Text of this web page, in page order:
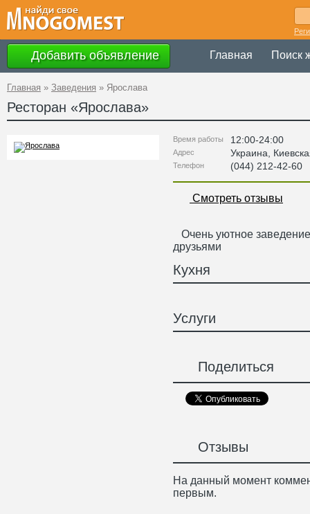
Добавить объявление Главная Поиск
Главная » Заведения » Ярослава
Ресторан «Ярослава»
Время работы 12:00-24:00
Адрес Украина
Телефон (044) 212-42-60
Смотреть отзывы
Очень уютное
друзьями
Кухня
Услуги
Поделиться
Отзывы
На данный момент
первым.